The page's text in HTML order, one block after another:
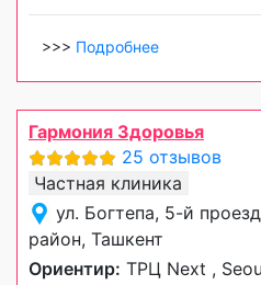
>>> Подробнее
Гармония Здоровья
25 отзывов
Частная клиника
ул. Богтепа, 5-й
район, Ташкент
Ориентир: ТРЦ Next ,